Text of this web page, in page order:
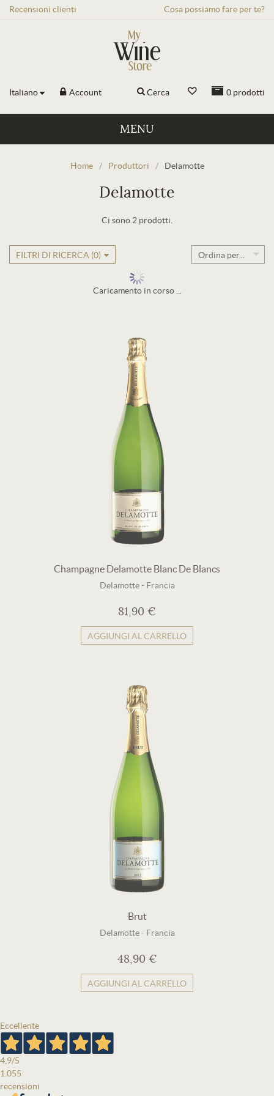
Recensioni clienti Cosa possiamo fare per te?
Italiano Account 0 prodotti
Cerca
MENU
Home / Produttori / Delamotte
Delamotte
Ci sono 2 prodotti.
FILTRI DI RICERCA (0) Ordina per...
Caricamento in corso ...
Champagne Delamotte Blanc De Blancs
Delamotte - Francia
81,90 €
AGGIUNGI AL CARRELLO
Brut
Delamotte - Francia
48,90 €
AGGIUNGI AL CARRELLO
Eccellente
4,9/5
1.055
recensioni